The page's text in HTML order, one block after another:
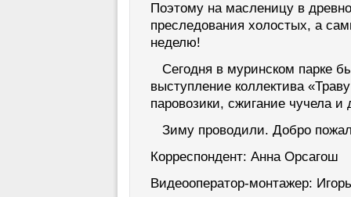
Поэтому на масленицу в
преследования холостых, а
неделю!
Сегодня в муринском парке
выступление коллектива
паровозики, сжигание чучела
Зиму проводили. Добро
Корреспондент: Анна Орсагош
Видеооператор-монтажер: